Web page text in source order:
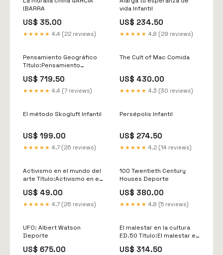
IBARRA
US$ 35.00
★★★★★ 4.4 (22 reviews)
vida Infantil
US$ 234.50
★★★★★ 4.8 (29 reviews)
Pensamiento Geográfico
Título:Pensamiento
US$ 719.50
★★★★★ 4.4 (7 reviews)
The Cult of Mac Comida
US$ 430.00
★★★★★ 4.3 (30 reviews)
El método Skogluft Infantil
US$ 199.00
★★★★★ 4.7 (26 reviews)
Persépolis Infantil
US$ 274.50
★★★★★ 4.2 (14 reviews)
Activismo en el mundo del
arte Título:Activismo en el
US$ 49.00
★★★★★ 4.7 (26 reviews)
100 Twentieth Century
Houses Deporte
US$ 380.00
★★★★★ 4.8 (5 reviews)
UFO: Albert Watson
Deporte
US$ 675.00
El malestar en la cultura
ED.50 Título:El malestar en
US$ 314.50